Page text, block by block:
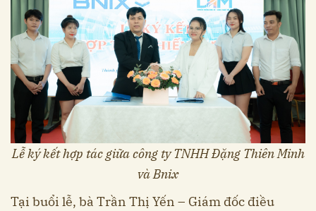
Lễ ký kết hợp tác giữa công ty TNHH Đặng Thiên Minh
và Bnix
Tại buổi lễ, bà Trần Thị Yến – Giám đốc điều